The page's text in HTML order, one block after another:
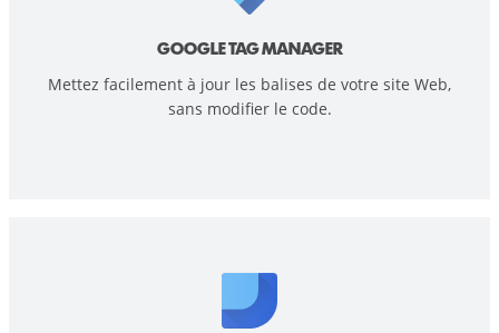
GOOGLE TAG MANAGER
Mettez facilement à jour les balises de votre site Web,
sans modifier le code.